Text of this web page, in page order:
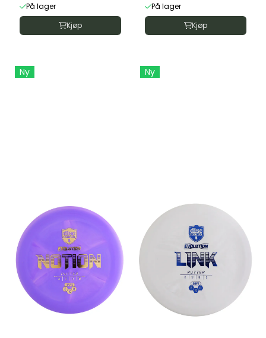
På lager
Kjøp
På lager
Kjøp
Ny Ny